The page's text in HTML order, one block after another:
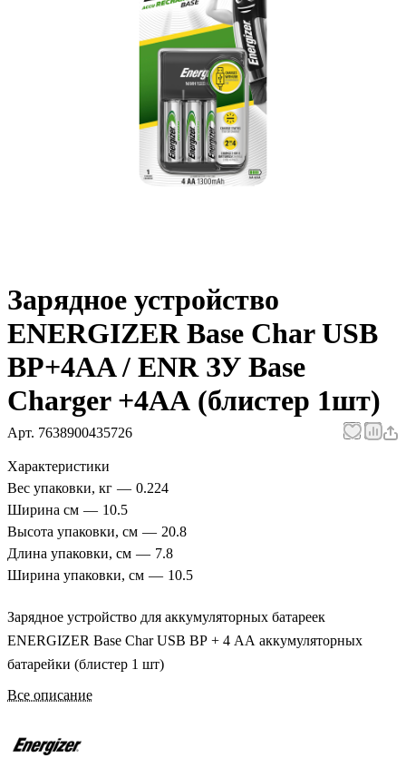
Зарядное устройство
ENERGIZER Base Char USB
BP+4AA / ENR ЗУ Base
Charger +4АА (блистер 1шт)
Арт. 7638900435726
Характеристики
Вес упаковки, кг — 0.224
Ширина см — 10.5
Высота упаковки, см — 20.8
Длина упаковки, см — 7.8
Ширина упаковки, см — 10.5
Зарядное устройство для аккумуляторных батареек
ENERGIZER Base Char USB BP + 4 AA аккумуляторных
батарейки (блистер 1 шт)
Все описание